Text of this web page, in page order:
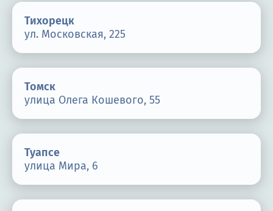
Тихорецк
ул. Московская, 225
Томск
улица Олега Кошевого, 55
Туапсе
улица Мира, 6